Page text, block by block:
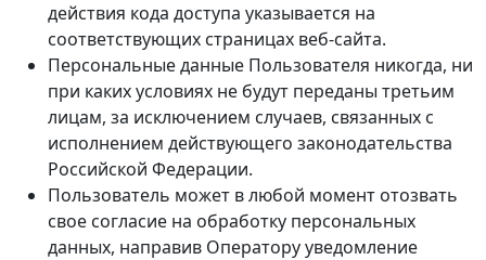
действия кода доступа указывается на
соответствующих страницах веб-сайта.
Персональные данные Пользователя никогда, ни
при каких условиях не будут переданы третьим
лицам, за исключением случаев, связанных с
исполнением действующего законодательства
Российской Федерации.
Пользователь может в любой момент отозвать
свое согласие на обработку персональных
данных, направив Оператору уведомление